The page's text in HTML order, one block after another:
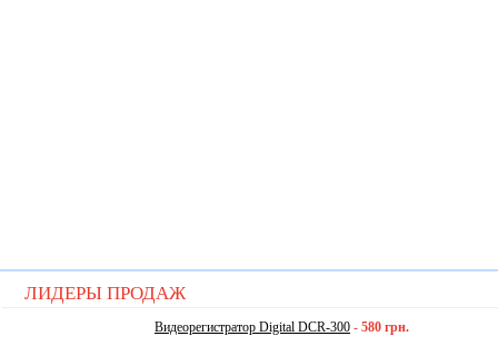
ЛИДЕРЫ ПРОДАЖ
Видеорегистратор Digital DCR-300 - 580 грн.